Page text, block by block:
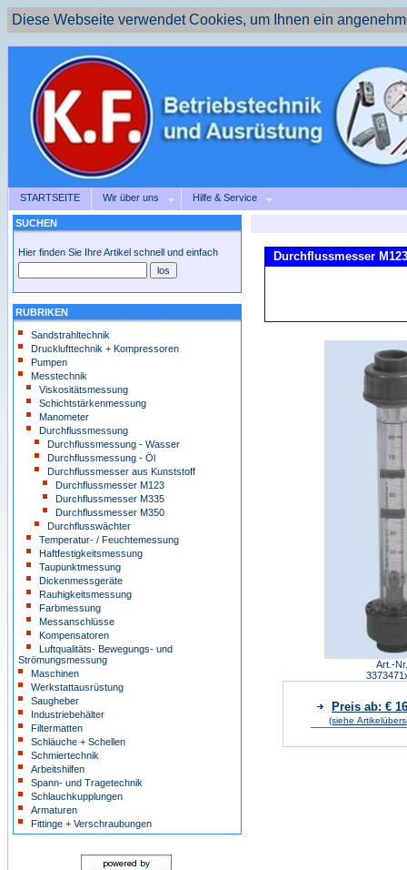
Diese Webseite verwendet Cookies, um Ihnen ein
STARTSEITE Wir über uns Hilfe & Service
SUCHEN
Hier finden Sie Ihre Artikel schnell und einfach
RUBRIKEN
Sandstrahltechnik
Drucklufttechnik + Kompressoren
Pumpen
Messtechnik
Viskositätsmessung
Schichtstärkenmessung
Manometer
Durchflussmessung
Durchflussmessung - Wasser
Durchflussmessung - Öl
Durchflussmesser aus Kunststoff
Durchflussmesser M123
Durchflussmesser M335
Durchflussmesser M350
Durchflusswächter
Temperatur- / Feuchtemessung
Haftfestigkeitsmessung
Taupunktmessung
Dickenmessgeräte
Rauhigkeitsmessung
Farbmessung
Messanschlüsse
Kompensatoren
Luftqualitäts- Bewegungs- und
Strömungsmessung
Maschinen
Werkstattausrüstung
Saugheber
Industriebehälter
Filtermatten
Schläuche + Schellen
Schmiertechnik
Arbeitshilfen
Spann- und Tragetechnik
Schlauchkupplungen
Armaturen
Fittinge + Verschraubungen
Durchflussmesser
Art.-Nr.
Preis ab: €
(siehe